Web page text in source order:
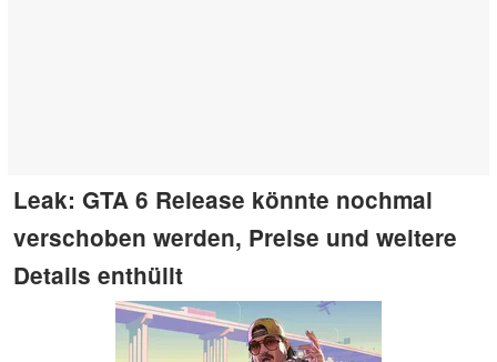
Leak: GTA 6 Release könnte nochmal
verschoben werden, Preise und weitere
Details enthüllt